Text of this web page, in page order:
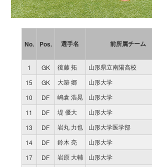
No. Pos. 選手名 前所属チーム
1 GK 後藤 拓 山形県立南陽高校
15
GK 大築 郷 山形大学
10
DF 嶋倉 浩晃 山形大学
11
DF 堤 優大 山形大学
13
DF 岩丸 力也 山形大学医学部
14
DF 鈴木 亮 山形大学
17
DF 岩原 大輔 山形大学